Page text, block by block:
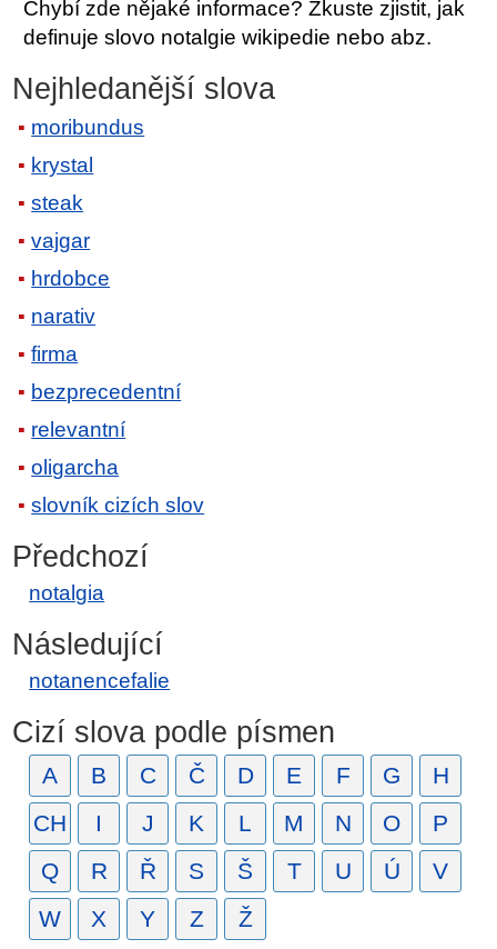
Chybí zde nějaké informace? Zkuste zjistit, jak
definuje slovo notalgie wikipedie nebo abz.
Nejhledanější slova
moribundus
krystal
steak
vajgar
hrdobce
narativ
firma
bezprecedentní
relevantní
oligarcha
slovník cizích slov
Předchozí
notalgia
Následující
notanencefalie
Cizí slova podle písmen
A B C Č D E F G
H
CH
I J K L M N O
P
Q
R Ř S Š T U Ú
V
W
X Y Z Ž